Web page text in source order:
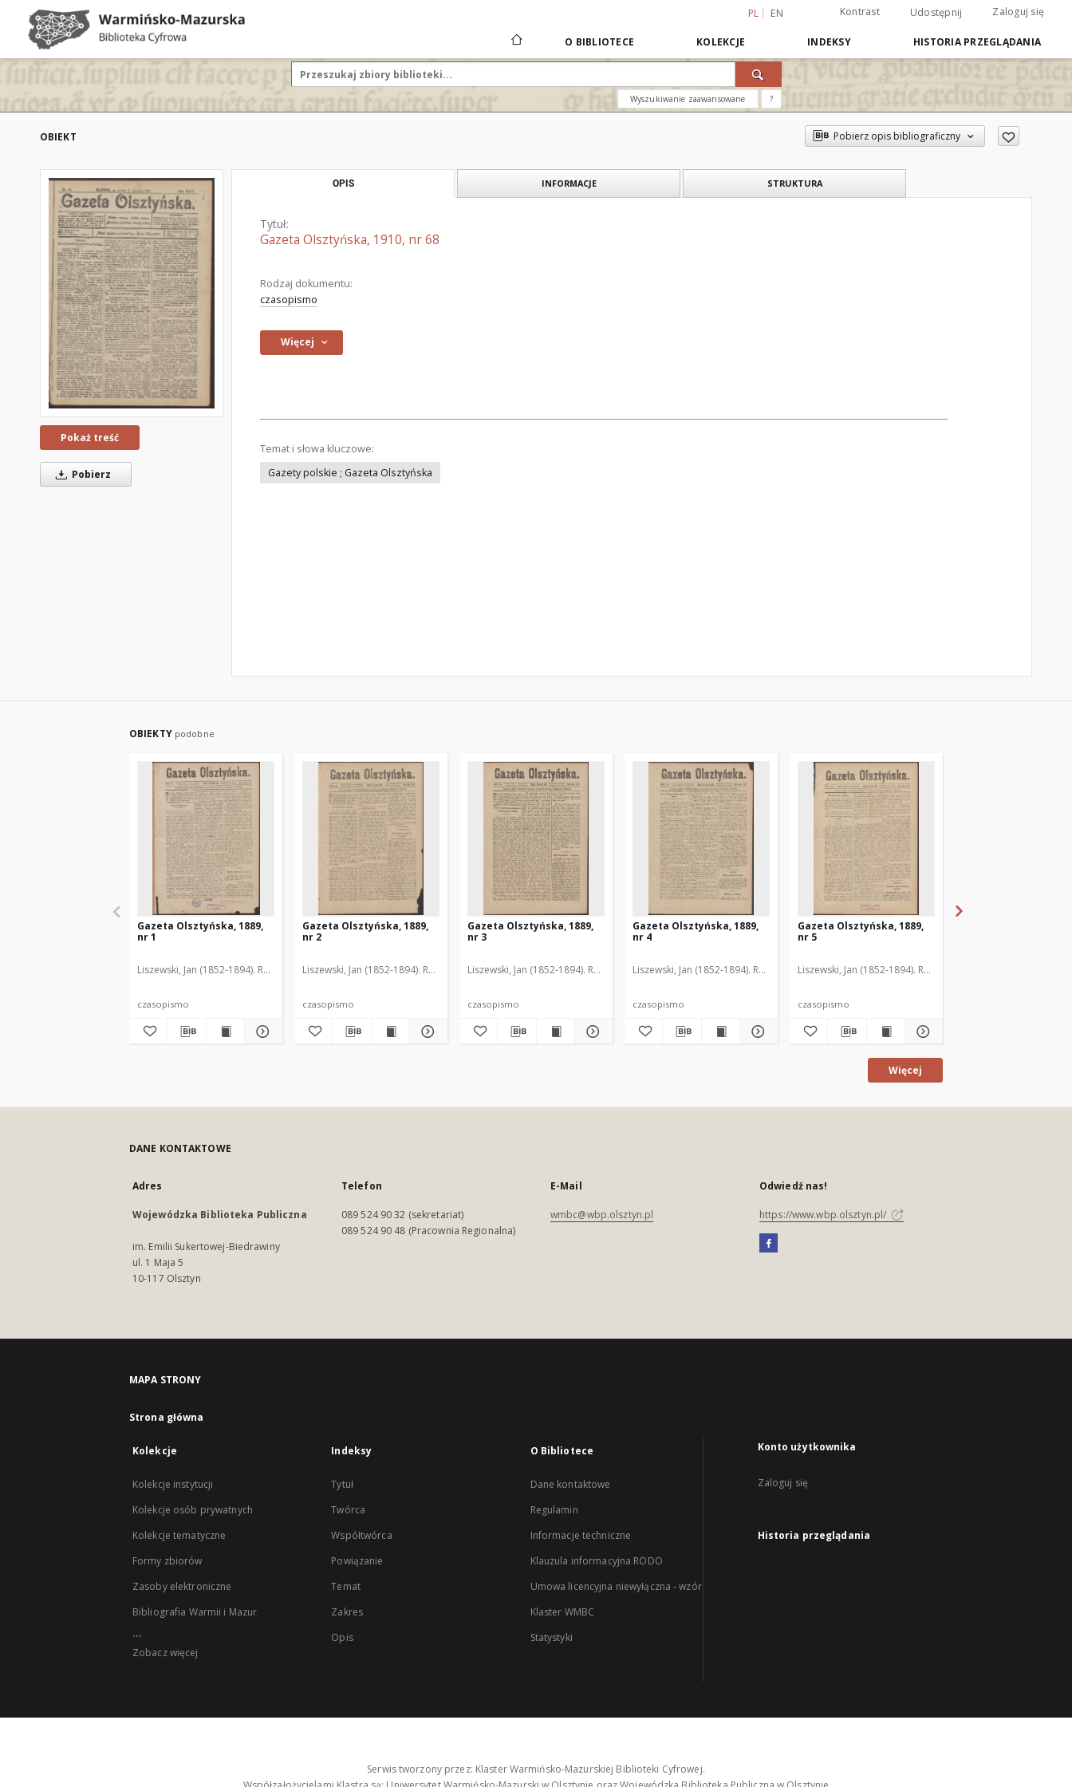
PL EN Kontrast Udostępnij Zaloguj się
O BIBLIOTECE KOLEKCJE INDEKSY HISTORIA PRZEGLĄDANIA
Wyszukiwanie zaawansowane ?
OBIEKT Pobierz opis bibliograficzny
Pokaż treść
Pobierz
OPIS INFORMACJE STRUKTURA
Tytuł:
Gazeta Olsztyńska, 1910, nr 68
Rodzaj dokumentu:
czasopismo
Więcej
Temat i słowa kluczowe:
Gazety polskie ; Gazeta Olsztyńska
OBIEKTY podobne
Gazeta Olsztyńska, 1889,
nr 1
Liszewski, Jan (1852-1894). Red.
czasopismo
Gazeta Olsztyńska, 1889,
nr 2
Liszewski, Jan (1852-1894). Red.
czasopismo
Gazeta Olsztyńska, 1889,
nr 3
Liszewski, Jan (1852-1894). Red.
czasopismo
Gazeta Olsztyńska, 1889,
nr 4
Liszewski, Jan (1852-1894). Red.
czasopismo
Gazeta Olsztyńska, 1889,
nr 5
Liszewski, Jan (1852-1894). Red.
czasopismo
Więcej
DANE KONTAKTOWE
Adres
Wojewódzka Biblioteka Publiczna
im. Emilii Sukertowej-Biedrawiny
ul. 1 Maja 5
10-117 Olsztyn
Telefon
089 524 90 32 (sekretariat)
089 524 90 48 (Pracownia Regionalna)
E-Mail
wmbc@wbp.olsztyn.pl
Odwiedź nas!
https://www.wbp.olsztyn.pl/
MAPA STRONY
Strona główna
Kolekcje
Kolekcje instytucji
Kolekcje osób prywatnych
Kolekcje tematyczne
Formy zbiorów
Zasoby elektroniczne
Bibliografia Warmii i Mazur
...
Zobacz więcej
Indeksy
Tytuł
Twórca
Współtwórca
Powiązanie
Temat
Zakres
Opis
O Bibliotece
Dane kontaktowe
Regulamin
Informacje techniczne
Klauzula informacyjna RODO
Umowa licencyjna niewyłączna - wzór
Klaster WMBC
Statystyki
Konto użytkownika
Zaloguj się
Historia przeglądania
Serwis tworzony przez: Klaster Warmińsko-Mazurskiej Biblioteki Cyfrowej.